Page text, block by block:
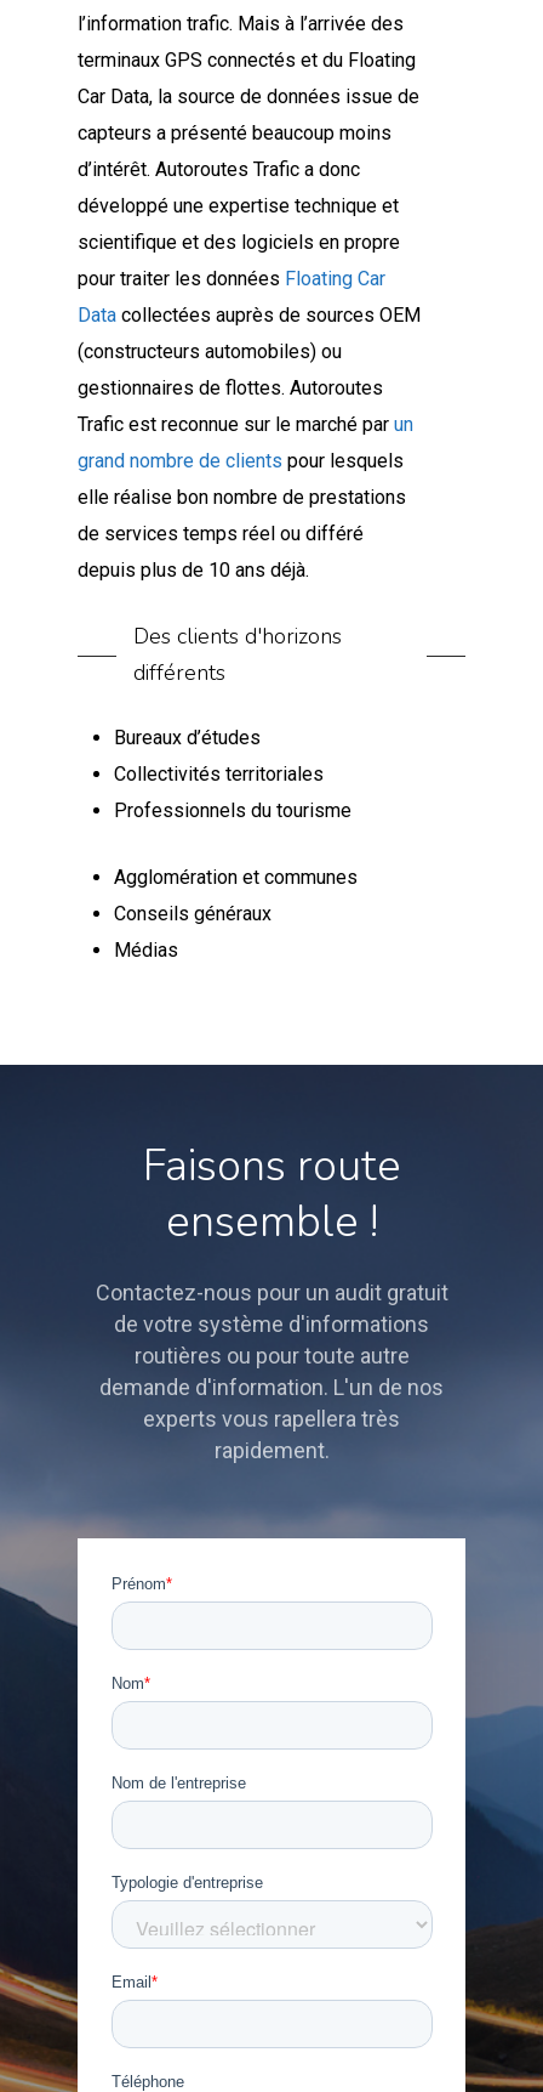
l’information trafic. Mais à l’arrivée des
terminaux GPS connectés et du Floating
Car Data, la source de données issue de
capteurs a présenté beaucoup moins
d’intérêt. Autoroutes Trafic a donc
développé une expertise technique et
scientifique et des logiciels en propre
pour traiter les données Floating Car
Data collectées auprès de sources OEM
(constructeurs automobiles) ou
gestionnaires de flottes. Autoroutes
Trafic est reconnue sur le marché parun
grand nombre de clients pour lesquels
elle réalise bon nombre de prestations
de services temps réel ou différé
depuis plus de 10 ans déjà.
Des clients d'horizons
différents
Bureaux d’études
Collectivités territoriales
Professionnels du tourisme
Agglomération et communes
Conseils généraux
Médias
Faisons route
ensemble !
Contactez-nous pour un audit gratuit
de votre système d'informations
routières ou pour toute autre
demande d'information. L'un de nos
experts vous rapellera très
rapidement.